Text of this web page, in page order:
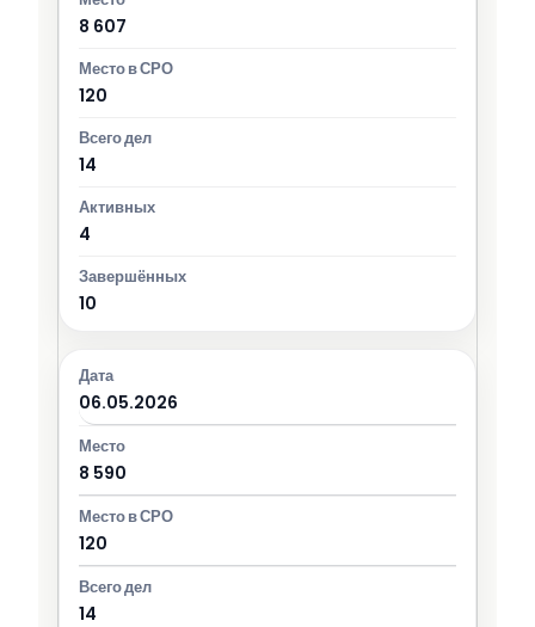
8 607
120
14
4
10
06.05.2026
8 590
120
14